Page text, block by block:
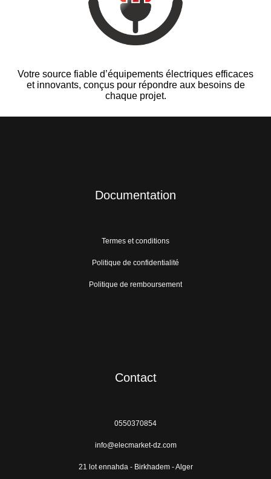
Votre source fiable d’équipements électriques efficaces
et innovants, conçus pour répondre aux besoins de
chaque projet.
Documentation
Termes et conditions
Politique de confidentialité
Politique de remboursement
Contact
0550370854
info@elecmarket-dz.com
21 lot ennahda - Birkhadem - Alger